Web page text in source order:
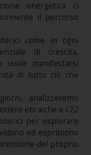
energetica ci
il percorso
come in ogni
di crescita,
vuole manifestarsi
di tutto ciò che
analizzeremo
ebraiche e i 22
per esplorare
ed esprimono
del proprio